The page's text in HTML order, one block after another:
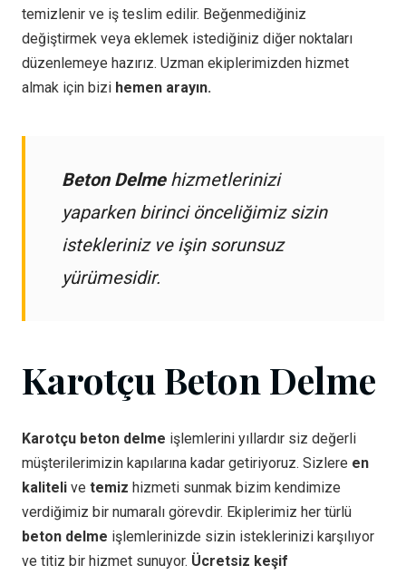
temizlenir ve iş teslim edilir. Beğenmediğiniz
değiştirmek veya eklemek istediğiniz diğer noktaları
düzenlemeye hazırız. Uzman ekiplerimizden hizmet
almak için bizi hemen arayın.
Beton Delmehizmetlerinizi
yaparken birinci önceliğimiz sizin
istekleriniz ve işin sorunsuz
yürümesidir.
Karotçu Beton Delme
Karotçu beton delme işlemlerini yıllardır siz değerli
müşterilerimizin kapılarına kadar getiriyoruz. Sizlere en
kaliteli ve temiz hizmeti sunmak bizim kendimize
verdiğimiz bir numaralı görevdir. Ekiplerimiz her türlü
beton delme işlemlerinizde sizin isteklerinizi karşılıyor
ve titiz bir hizmet sunuyor. Ücretsiz keşif